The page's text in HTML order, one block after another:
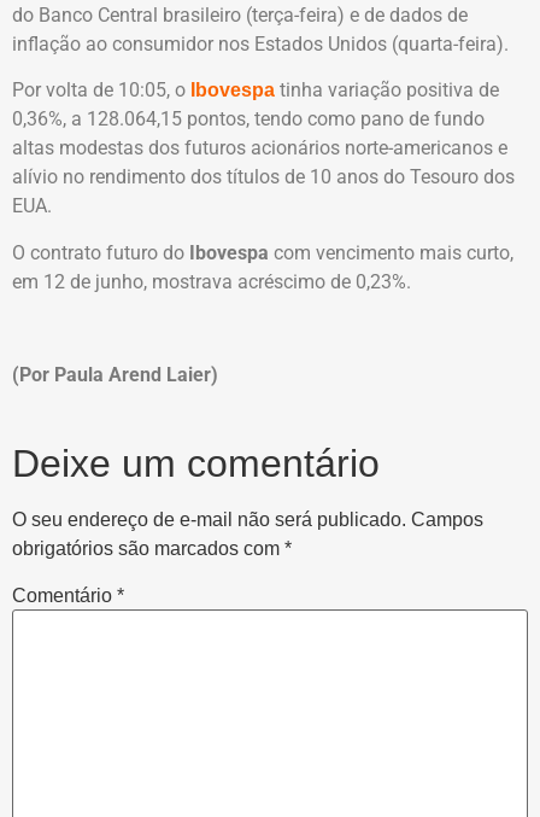
do Banco Central brasileiro (terça-feira) e de dados de
inflação ao consumidor nos Estados Unidos (quarta-feira).
Por volta de 10:05, o Ibovespa tinha variação positiva de
0,36%, a 128.064,15 pontos, tendo como pano de fundo
altas modestas dos futuros acionários norte-americanos e
alívio no rendimento dos títulos de 10 anos do Tesouro dos
EUA.
O contrato futuro do Ibovespa com vencimento mais curto,
em 12 de junho, mostrava acréscimo de 0,23%.
(Por Paula Arend Laier)
Deixe um comentário
O seu endereço de e-mail não será publicado. Campos
obrigatórios são marcados com *
Comentário *